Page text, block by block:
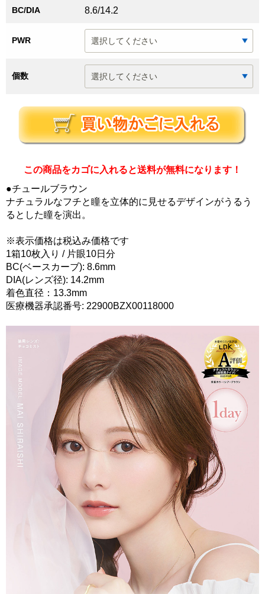
BC/DIA 8.6/14.2
PWR
個数
この商品をカゴに入れると送料が無料になります！
●チュールブラウン
ナチュラルなフチと瞳を立体的に見せるデザインがうるう
るとした瞳を演出。
※表示価格は税込み価格です
1箱10枚入り / 片眼10日分
BC(ベースカーブ): 8.6mm
DIA(レンズ径): 14.2mm
着色直径：13.3mm
医療機器承認番号: 22900BZX00118000